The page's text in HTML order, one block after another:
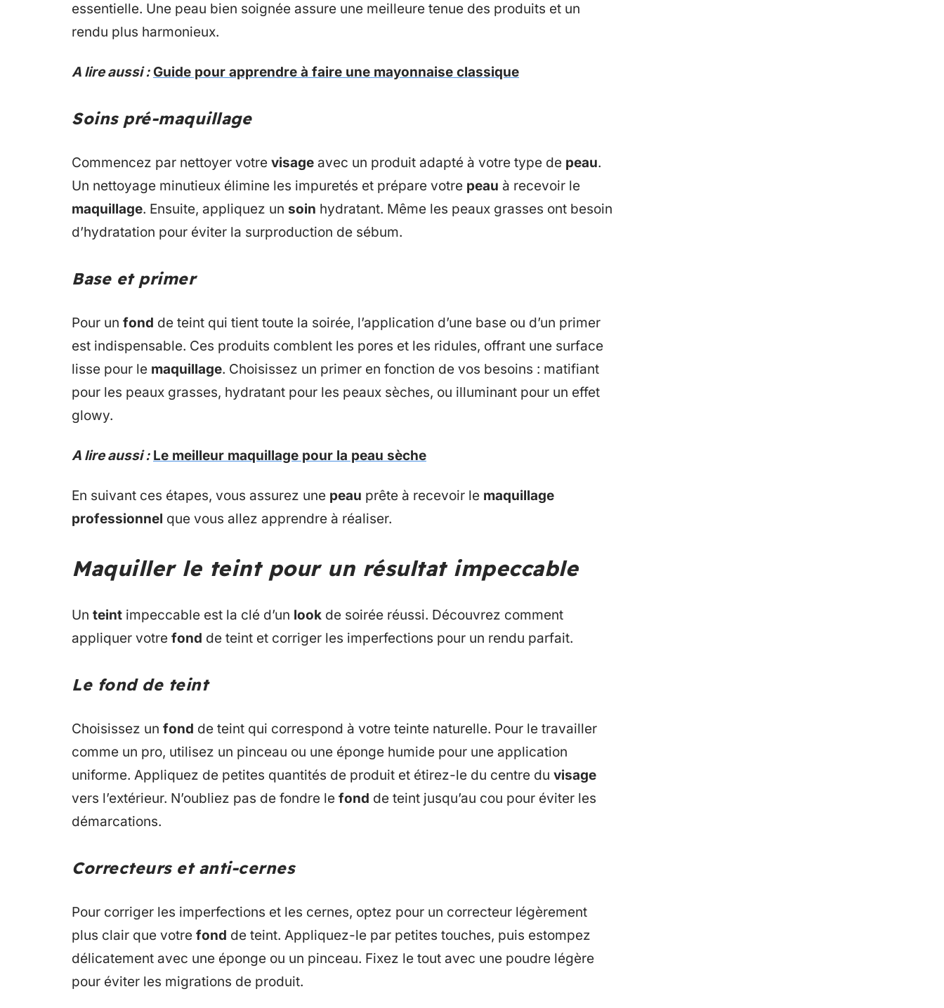
essentielle. Une peau bien soignée assure une meilleure tenue des produits et un
rendu plus harmonieux.
A lire aussi : Guide pour apprendre à faire une mayonnaise classique
Soins pré-maquillage
Commencez par nettoyer votre visage avec un produit adapté à votre type de peau.
Un nettoyage minutieux élimine les impuretés et prépare votre peau à recevoir le
maquillage. Ensuite, appliquez un soin hydratant. Même les peaux grasses ont besoin
d’hydratation pour éviter la surproduction de sébum.
Base et primer
Pour un fond de teint qui tient toute la soirée, l’application d’une base ou d’un primer
est indispensable. Ces produits comblent les pores et les ridules, offrant une surface
lisse pour le maquillage. Choisissez un primer en fonction de vos besoins : matifiant
pour les peaux grasses, hydratant pour les peaux sèches, ou illuminant pour un effet
glowy.
A lire aussi : Le meilleur maquillage pour la peau sèche
En suivant ces étapes, vous assurez une peau prête à recevoir le maquillage
professionnel que vous allez apprendre à réaliser.
Maquiller le teint pour un résultat impeccable
Un teint impeccable est la clé d’un look de soirée réussi. Découvrez comment
appliquer votre fond de teint et corriger les imperfections pour un rendu parfait.
Le fond de teint
Choisissez un fond de teint qui correspond à votre teinte naturelle. Pour le travailler
comme un pro, utilisez un pinceau ou une éponge humide pour une application
uniforme. Appliquez de petites quantités de produit et étirez-le du centre du visage
vers l’extérieur. N’oubliez pas de fondre le fond de teint jusqu’au cou pour éviter les
démarcations.
Correcteurs et anti-cernes
Pour corriger les imperfections et les cernes, optez pour un correcteur légèrement
plus clair que votre fond de teint. Appliquez-le par petites touches, puis estompez
délicatement avec une éponge ou un pinceau. Fixez le tout avec une poudre légère
pour éviter les migrations de produit.